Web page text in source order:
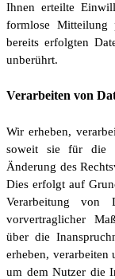
Ihnen erteilte
formlose
bereits erfolgten
unberührt.
Verarbeiten von
Wir erheben,
soweit sie für die
Änderung des
Dies erfolgt auf
Verarbeitung von
vorvertraglicher
über die
erheben,
um dem Nutzer die